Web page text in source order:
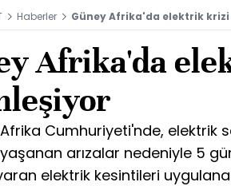
Haberler Güney Afrika'da elektrik
Afrika'da
Cumhuriyeti'nde, elektrik
arızalar nedeniyle 5
elektrik kesintileri